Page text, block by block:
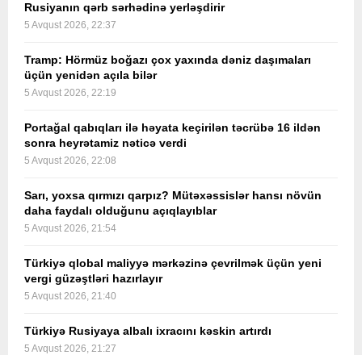
Rusiyanın qərb sərhədinə yerləşdirir
5 Avqust 2026, 22:37
Tramp: Hörmüz boğazı çox yaxında dəniz daşımaları
üçün yenidən açıla bilər
5 Avqust 2026, 22:19
Portağal qabıqları ilə həyata keçirilən təcrübə 16 ildən
sonra heyrətamiz nəticə verdi
5 Avqust 2026, 22:08
Sarı, yoxsa qırmızı qarpız? Mütəxəssislər hansı növün
daha faydalı olduğunu açıqlayıblar
5 Avqust 2026, 21:54
Türkiyə qlobal maliyyə mərkəzinə çevrilmək üçün yeni
vergi güzəştləri hazırlayır
5 Avqust 2026, 21:40
Türkiyə Rusiyaya albalı ixracını kəskin artırdı
5 Avqust 2026, 21:27